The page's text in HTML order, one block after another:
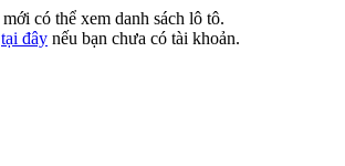
mới có thể xem danh sách lô tô.
tại đây nếu bạn chưa có tài khoản.